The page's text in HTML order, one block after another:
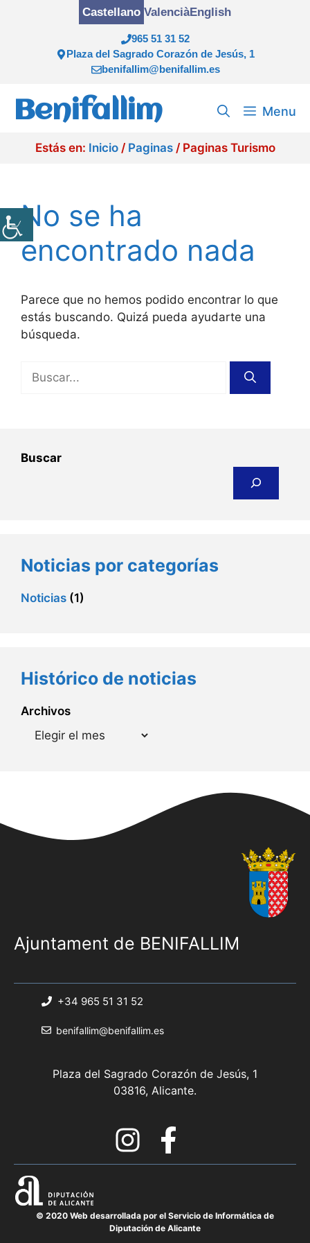
965 51 31 52
Plaza del Sagrado Corazón de Jesús, 1
benifallim@benifallim.es
Castellano ValenciàEnglish
Benifallim Menu
Estás en: Inicio/ Paginas/ Paginas Turismo
No se ha
encontrado nada
Parece que no hemos podido encontrar lo que
estás buscando. Quizá pueda ayudarte una
búsqueda.
Buscar
Noticias por categorías
Noticias (1)
Histórico de noticias
Archivos
Ajuntament de BENIFALLIM
+34 965 51 31 52
benifallim@benifallim.es
Plaza del Sagrado Corazón de Jesús, 1
03816, Alicante.
© 2020 Web desarrollada por el Servicio de Informática de
Diputación de Alicante